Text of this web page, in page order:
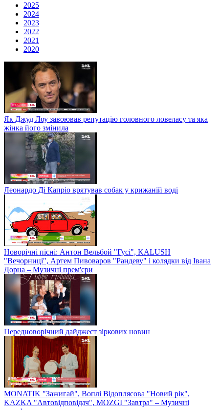
2025
2024
2023
2022
2021
2020
Як Джуд Лоу завоював репутацію головного ловеласу та яка
жінка його змінила
Леонардо Ді Капріо врятував собак у крижаній воді
Новорічні пісні: Антон Вельбой "Гусі", KALUSH
"Вечорниці", Артем Пивоваров "Рандеву" і колядки від Івана
Дорна – Музичні прем'єри
Передноворічний дайджест зіркових новин
MONATIK "Зажигай", Воплі Відоплясова "Новий рік",
KAZKA "Автовідповідач", MOZGI "Завтра" – Музичні